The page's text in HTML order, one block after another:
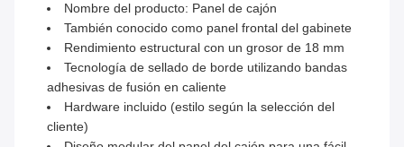
Nombre del producto: Panel de cajón
También conocido como panel frontal del gabinete
Rendimiento estructural con un grosor de 18 mm
Tecnología de sellado de borde utilizando bandas
adhesivas de fusión en caliente
Hardware incluido (estilo según la selección del
cliente)